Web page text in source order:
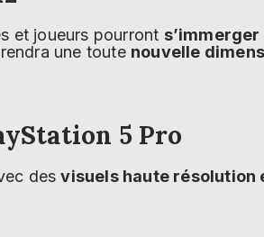
et joueurs pourront
une toute nouvelle
5 Pro
desvisuels haute résolution